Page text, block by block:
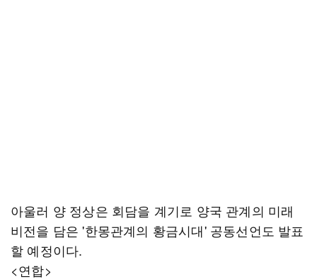
아울러 양 정상은 회담을 계기로 양국 관계의 미래
비전을 담은 '한몽관계의 황금시대' 공동선언도 발표
할 예정이다.
<연합>